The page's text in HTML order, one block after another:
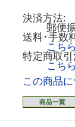
決済方法:
郵便
送料･手数
こち
特定商取
こち
この商品